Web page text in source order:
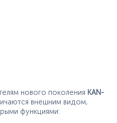
нового поколения KAN-
внешним видом,
функциями: